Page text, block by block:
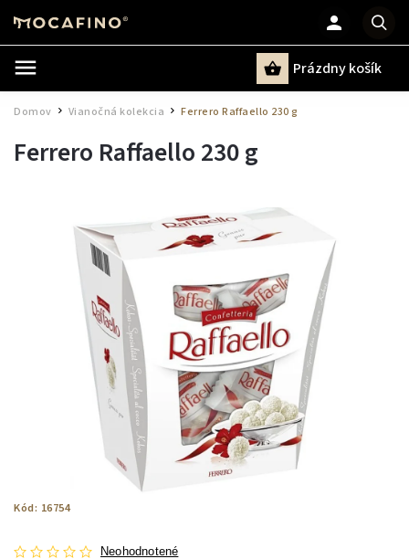
Prázdny košík
Domov Vianočná kolekcia / Ferrero Raffaello 230 g
Ferrero Raffaello 230 g
Kód: 16754
Neohodnotené